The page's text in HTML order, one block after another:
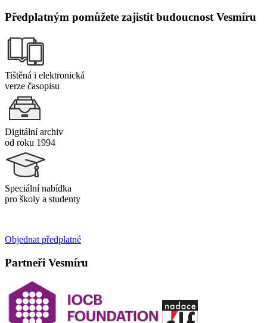
Předplatným pomůžete zajistit budoucnost Vesmíru
Tištěná i elektronická
verze časopisu
Digitální archiv
od roku 1994
Speciální nabídka
pro školy a studenty
Objednat předplatné
Partneři Vesmíru